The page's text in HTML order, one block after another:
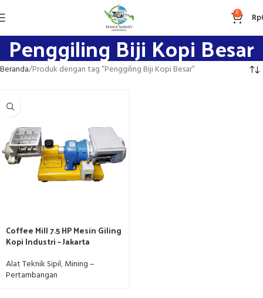
0 Rp
Penggiling Biji Kopi Besar
Beranda Produk dengan tag “Penggiling Biji Kopi Besar”
Coffee Mill 7.5 HP Mesin Giling
Kopi Industri – Jakarta
Alat Teknik Sipil,Mining –
Pertambangan